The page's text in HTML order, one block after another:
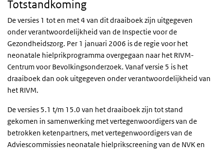
Totstandkoming
De versies 1 tot en met 4 van dit draaiboek zijn uitgegeven
onder verantwoordelijkheid van de Inspectie voor de
Gezondheidszorg. Per 1 januari 2006 is de regie voor het
neonatale hielprikprogramma overgegaan naar het RIVM-
Centrum voor Bevolkingsonderzoek. Vanaf versie 5 is het
draaiboek dan ook uitgegeven onder verantwoordelijkheid van
het RIVM.
De versies 5.1 t/m 15.0 van het draaiboek zijn tot stand
gekomen in samenwerking met vertegenwoordigers van de
betrokken ketenpartners, met vertegenwoordigers van de
Adviescommissies neonatale hielprikscreening van de NVKen